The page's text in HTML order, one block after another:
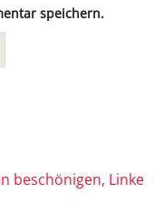
speichern.
beschönigen, Linke